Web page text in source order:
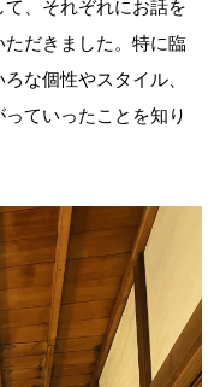
、それぞれにお話を
だきました。特に臨
な個性やスタイル、
ていったことを知り